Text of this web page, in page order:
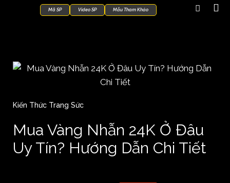
Mã SP Video SP Mẫu Tham Khảo
Kiến Thức Trang Sức
Mua Vàng Nhẫn 24K Ở Đâu
Uy Tín? Hướng Dẫn Chi Tiết